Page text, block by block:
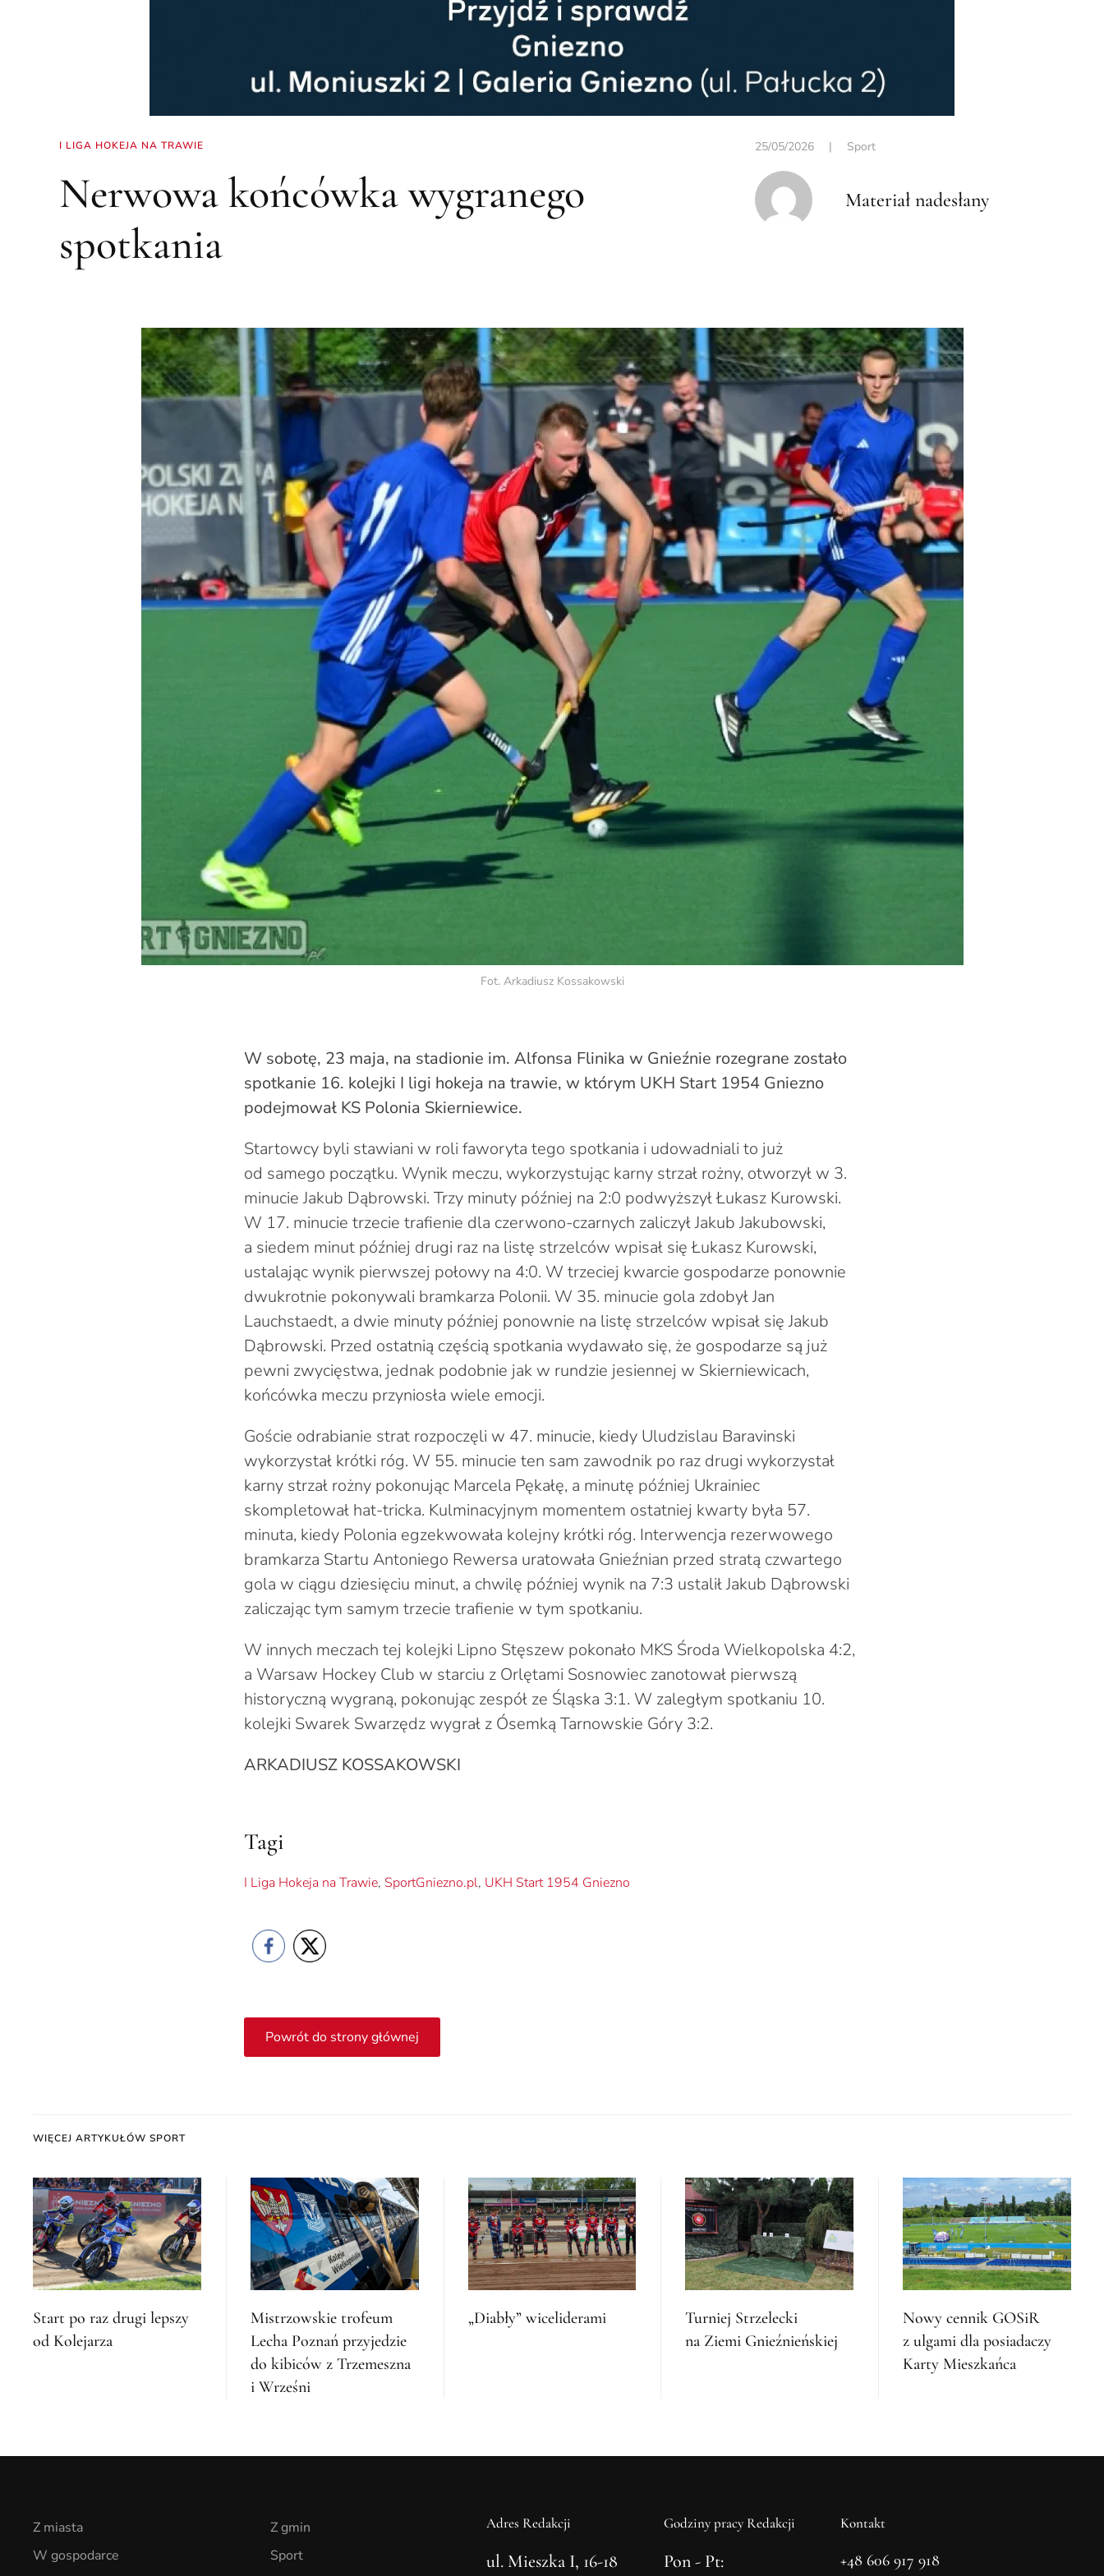
I LIGA HOKEJA NA TRAWIE
Nerwowa końcówka wygranego
spotkania
25/05/2026| Sport
Materiał nadesłany
Fot. Arkadiusz Kossakowski
W sobotę, 23 maja, na stadionie im. Alfonsa Flinika w Gnieźnie rozegrane zostało
spotkanie 16. kolejki I ligi hokeja na trawie, w którym UKH Start 1954 Gniezno
podejmował KS Polonia Skierniewice.
Startowcy byli stawiani w roli faworyta tego spotkania i udowadniali to już
od samego początku. Wynik meczu, wykorzystując karny strzał rożny, otworzył w 3.
minucie Jakub Dąbrowski. Trzy minuty później na 2:0 podwyższył Łukasz Kurowski.
W 17. minucie trzecie trafienie dla czerwono-czarnych zaliczył Jakub Jakubowski,
a siedem minut później drugi raz na listę strzelców wpisał się Łukasz Kurowski,
ustalając wynik pierwszej połowy na 4:0. W trzeciej kwarcie gospodarze ponownie
dwukrotnie pokonywali bramkarza Polonii. W 35. minucie gola zdobył Jan
Lauchstaedt, a dwie minuty później ponownie na listę strzelców wpisał się Jakub
Dąbrowski. Przed ostatnią częścią spotkania wydawało się, że gospodarze są już
pewni zwycięstwa, jednak podobnie jak w rundzie jesiennej w Skierniewicach,
końcówka meczu przyniosła wiele emocji.
Goście odrabianie strat rozpoczęli w 47. minucie, kiedy Uludzislau Baravinski
wykorzystał krótki róg. W 55. minucie ten sam zawodnik po raz drugi wykorzystał
karny strzał rożny pokonując Marcela Pękałę, a minutę później Ukrainiec
skompletował hat-tricka. Kulminacyjnym momentem ostatniej kwarty była 57.
minuta, kiedy Polonia egzekwowała kolejny krótki róg. Interwencja rezerwowego
bramkarza Startu Antoniego Rewersa uratowała Gnieźnian przed stratą czwartego
gola w ciągu dziesięciu minut, a chwilę później wynik na 7:3 ustalił Jakub Dąbrowski
zaliczając tym samym trzecie trafienie w tym spotkaniu.
W innych meczach tej kolejki Lipno Stęszew pokonało MKS Środa Wielkopolska 4:2,
a Warsaw Hockey Club w starciu z Orlętami Sosnowiec zanotował pierwszą
historyczną wygraną, pokonując zespół ze Śląska 3:1. W zaległym spotkaniu 10.
kolejki Swarek Swarzędz wygrał z Ósemką Tarnowskie Góry 3:2.
ARKADIUSZ KOSSAKOWSKI
Tagi
I Liga Hokeja na Trawie, SportGniezno.pl, UKH Start 1954 Gniezno
Powrót do strony głównej
WIĘCEJ ARTYKUŁÓW SPORT
Start po raz drugi lepszy
od Kolejarza
Mistrzowskie trofeum
Lecha Poznań przyjedzie
do kibiców z Trzemeszna
i Wrześni
„Diabły” wiceliderami
Turniej Strzelecki
na Ziemi Gnieźnieńskiej
Nowy cennik GOSiR
z ulgami dla posiadaczy
Karty Mieszkańca
Z miasta
W gospodarce
Z gmin
Sport
Adres Redakcji
ul. Mieszka I, 16-18
Godziny pracy Redakcji
Pon - Pt:
Kontakt
+48 606 917 918